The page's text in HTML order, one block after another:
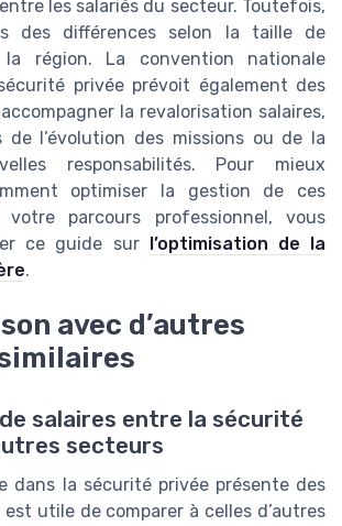
les salariés du secteur. Toutefois,
des différences selon la taille de
la région. La convention nationale
privée prévoit également des
la revalorisation salaires,
de l’évolution des missions ou de la
responsabilités. Pour mieux
optimiser la gestion de ces
votre parcours professionnel, vous
ce guide sur l’optimisation de la
.
avec d’autres
salaires entre la sécurité
secteurs
dans la sécurité privée présente des
est utile de comparer à celles d’autres